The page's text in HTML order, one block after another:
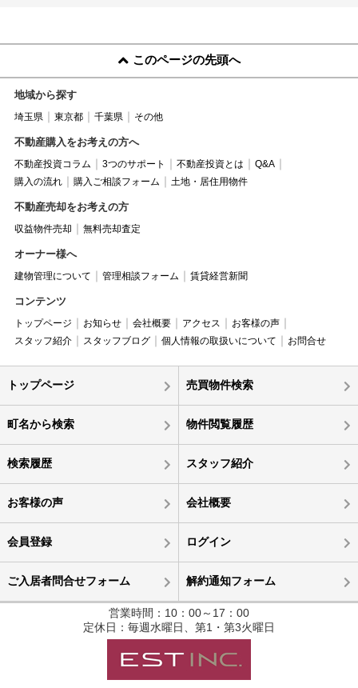
このページの先頭へ
地域から探す
埼玉県 東京都 千葉県 その他
不動産購入をお考えの方へ
不動産投資コラム 3つのサポート 不動産投資とは
Q&A
購入の流れ
購入ご相談フォーム 土地・居住用物件
不動産売却をお考えの方
収益物件売却 無料売却査定
オーナー様へ
建物管理について 管理相談フォーム 賃貸経営新聞
コンテンツ
トップページ お知らせ 会社概要 アクセス
お客様の声
スタッフ紹介
スタッフブログ 個人情報の取扱いについて お問合せ
トップページ 売買物件検索
町名から検索 物件閲覧履歴
検索履歴 スタッフ紹介
お客様の声 会社概要
会員登録 ログイン
ご入居者問合せフォーム 解約通知フォーム
営業時間：10：00～17：00
定休日：毎週水曜日、第1・第3火曜日